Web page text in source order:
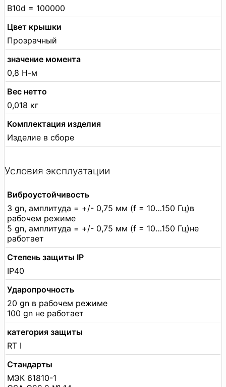
B10d = 100000
Цвет крышки
Прозрачный
значение момента
0,8 Н-м
Вес нетто
0,018 кг
Комплектация изделия
Изделие в сборе
Условия эксплуатации
Виброустойчивость
3 gn, амплитуда = +/- 0,75 мм (f = 10…150 Гц)в
рабочем режиме
5 gn, амплитуда = +/- 0,75 мм (f = 10…150 Гц)не
работает
Степень защиты IP
IP40
Ударопрочность
20 gn в рабочем режиме
100 gn не работает
категория защиты
RT I
Стандарты
МЭК 61810-1